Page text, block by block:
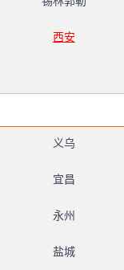
西安
义乌
宜昌
永州
盐城